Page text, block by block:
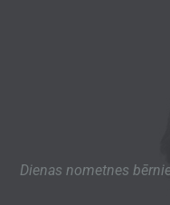
Dienas nometnes